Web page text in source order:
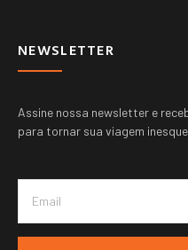
NEWSLETTER
Assine nossa newsletter e
para tornar sua viagem